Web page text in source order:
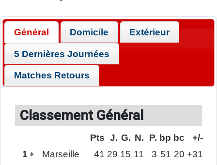
Général Domicile Extérieur
5 Dernières Journées
Matches Retours
Classement Général
Pts J. G. N. P. bp bc
+/-
1
Marseille 41 29 15 11 3 51 20 +31